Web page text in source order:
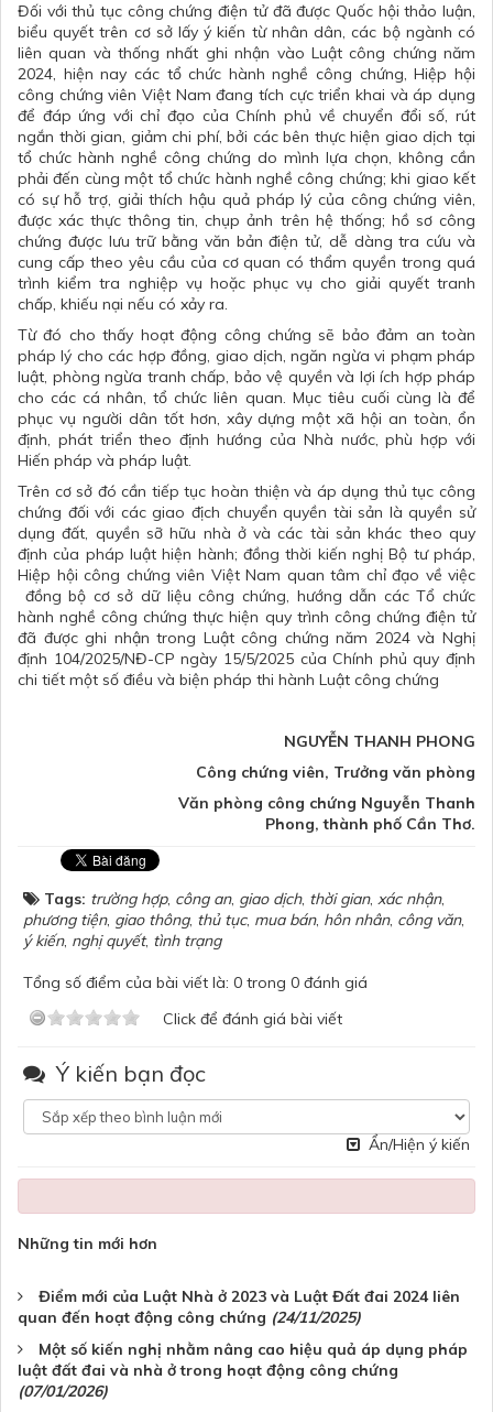
Đối với thủ tục công chứng điện tử đã được Quốc hội thảo luận,
biểu quyết trên cơ sở lấy ý kiến từ nhân dân, các bộ ngành có
liên quan và thống nhất ghi nhận vào Luật công chứng năm
2024, hiện nay các tổ chức hành nghề công chứng, Hiệp hội
công chứng viên Việt Nam đang tích cực triển khai và áp dụng
để đáp ứng với chỉ đạo của Chính phủ về chuyển đổi số, rút
ngắn thời gian, giảm chi phí, bởi các bên thực hiện giao dịch tại
tổ chức hành nghề công chứng do mình lựa chọn, không cần
phải đến cùng một tổ chức hành nghề công chứng; khi giao kết
có sự hỗ trợ, giải thích hậu quả pháp lý của công chứng viên,
được xác thực thông tin, chụp ảnh trên hệ thống; hồ sơ công
chứng được lưu trữ bằng văn bản điện tử, dễ dàng tra cứu và
cung cấp theo yêu cầu của cơ quan có thẩm quyền trong quá
trình kiểm tra nghiệp vụ hoặc phục vụ cho giải quyết tranh
chấp, khiếu nại nếu có xảy ra.
Từ đó cho thấy hoạt động công chứng sẽ bảo đảm an toàn
pháp lý cho các hợp đồng, giao dịch, ngăn ngừa vi phạm pháp
luật, phòng ngừa tranh chấp, bảo vệ quyền và lợi ích hợp pháp
cho các cá nhân, tổ chức liên quan. Mục tiêu cuối cùng là để
phục vụ người dân tốt hơn, xây dựng một xã hội an toàn, ổn
định, phát triển theo định hướng của Nhà nước, phù hợp với
Hiến pháp và pháp luật.
Trên cơ sở đó cần tiếp tục hoàn thiện và áp dụng thủ tục công
chứng đối với các giao địch chuyển quyền tài sản là quyền sử
dụng đất, quyền sỡ hữu nhà ở và các tài sản khác theo quy
định của pháp luật hiện hành; đồng thời kiến nghị Bộ tư pháp,
Hiệp hội công chứng viên Việt Nam quan tâm chỉ đạo về việc
đồng bộ cơ sở dữ liệu công chứng, hướng dẫn các Tổ chức
hành nghề công chứng thực hiện quy trình công chứng điện tử
đã được ghi nhận trong Luật công chứng năm 2024 và Nghị
định 104/2025/NĐ-CP ngày 15/5/2025 của Chính phủ quy định
chi tiết một số điều và biện pháp thi hành Luật công chứng
NGUYỄN THANH PHONG
Công chứng viên, Trưởng văn phòng
Văn phòng công chứng Nguyễn Thanh
Phong, thành phố Cần Thơ.
Tags: trường hợp, công an, giao dịch, thời gian, xác nhận,
phương tiện, giao thông, thủ tục, mua bán, hôn nhân, công văn,
ý kiến, nghị quyết, tình trạng
Tổng số điểm của bài viết là: 0 trong 0 đánh giá
Click để đánh giá bài viết
Ý kiến bạn đọc
Ẩn/Hiện ý kiến
Những tin mới hơn
Điểm mới của Luật Nhà ở 2023 và Luật Đất đai 2024 liên
quan đến hoạt động công chứng (24/11/2025)
Một số kiến nghị nhằm nâng cao hiệu quả áp dụng pháp
luật đất đai và nhà ở trong hoạt động công chứng
(07/01/2026)